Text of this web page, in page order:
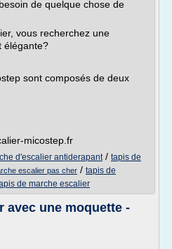
de quelque chose de
vous recherchez une
élégante?
sont composés de deux
micostep.fr
d'escalier antiderapant/ tapis de
escalier pas cher / tapis de
de marche escalier
avec une moquette -